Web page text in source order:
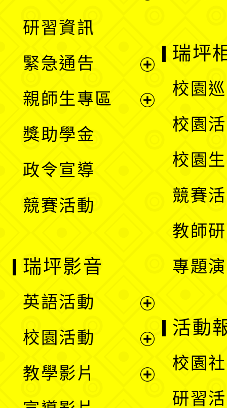
單
選
單
研習資訊
緊急通告
親師生專區
獎助學金
政令宣導
競賽活動
瑞坪
校園
校園
校園
競賽
教師
專題
瑞坪影音
英語活動
選
校園活動
教學影片
活動
校園
研習